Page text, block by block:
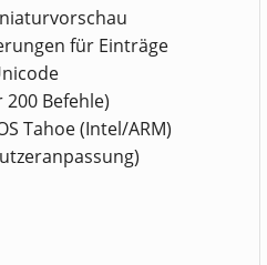
für Einträge
Befehle)
Tahoe (Intel/ARM)